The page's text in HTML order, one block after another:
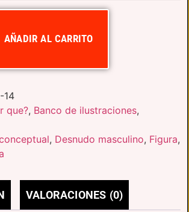
AÑADIR AL CARRITO
14
que?, Banco de ilustraciones,
, Desnudo masculino, Figura,
VALORACIONES (0)